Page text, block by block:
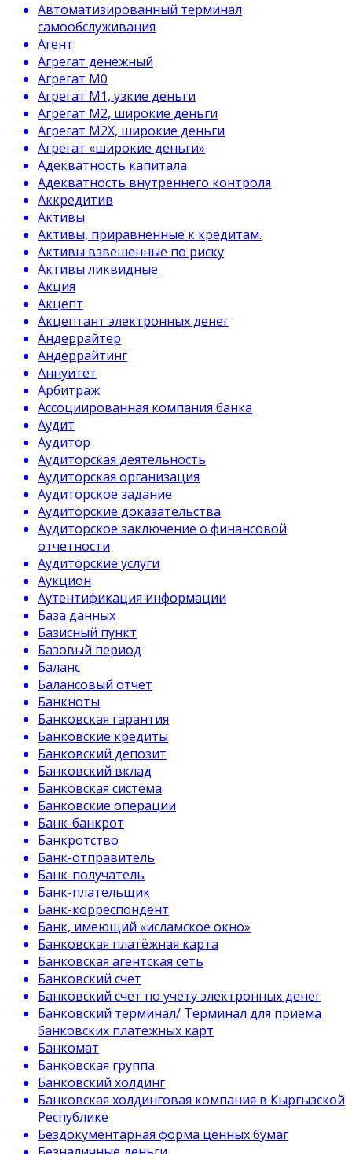
Автоматизированный терминал
самообслуживания
Агент
Агрегат денежный
Агрегат М0
Агрегат М1, узкие деньги
Агрегат М2, широкие деньги
Агрегат М2Х, широкие деньги
Агрегат «широкие деньги»
Адекватность капитала
Адекватность внутреннего контроля
Аккредитив
Активы
Активы, приравненные к кредитам.
Активы взвешенные по риску
Активы ликвидные
Акция
Акцепт
Акцептант электронных денег
Андеррайтер
Андеррайтинг
Аннуитет
Арбитраж
Ассоциированная компания банка
Аудит
Аудитор
Аудиторская деятельность
Аудиторская организация
Аудиторское задание
Аудиторские доказательства
Аудиторское заключение о финансовой
отчетности
Аудиторские услуги
Аукцион
Аутентификация информации
База данных
Базисный пункт
Базовый период
Баланс
Балансовый отчет
Банкноты
Банковская гарантия
Банковские кредиты
Банковский депозит
Банковский вклад
Банковская система
Банковские операции
Банк-банкрот
Банкротство
Банк-отправитель
Банк-получатель
Банк-плательщик
Банк-корреспондент
Банк, имеющий «исламское окно»
Банковская платёжная карта
Банковская агентская сеть
Банковский счет
Банковский счет по учету электронных денег
Банковский терминал/ Терминал для приема
банковских платежных карт
Банкомат
Банковская группа
Банковский холдинг
Банковская холдинговая компания в Кыргызской
Республике
Бездокументарная форма ценных бумаг